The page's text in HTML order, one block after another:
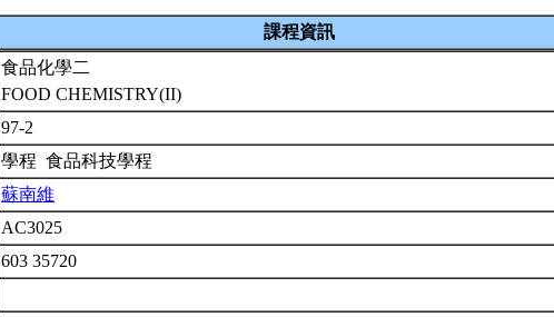
課程資訊
食品化學二
FOOD CHEMISTRY(II)
97-2
學程 食品科技學程
蘇南維
AC3025
603 35720